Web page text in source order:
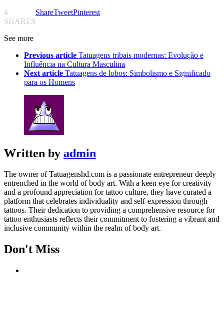
4
SHARES
ShareTweetPinterest
See more
Previous article Tatuagens tribais modernas: Evolução e
Influência na Cultura Masculina
Next article Tatuagens de lobos: Simbolismo e Significado
para os Homens
Written by admin
The owner of Tatuagenshd.com is a passionate entrepreneur deeply
entrenched in the world of body art. With a keen eye for creativity
and a profound appreciation for tattoo culture, they have curated a
platform that celebrates individuality and self-expression through
tattoos. Their dedication to providing a comprehensive resource for
tattoo enthusiasts reflects their commitment to fostering a vibrant and
inclusive community within the realm of body art.
Don't Miss